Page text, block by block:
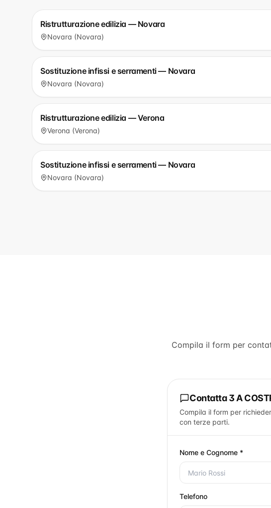
Ristrutturazione edilizia — Novara
Novara (Novara)
Sostituzione infissi e serramenti — Novara
Novara (Novara)
Ristrutturazione edilizia — Verona
Verona (Verona)
Sostituzione infissi e serramenti — Novara
Novara (Novara)
Compila il form per
Contatta3 A
Compila il form per
con terze parti.
Nome e Cognome *
Telefono